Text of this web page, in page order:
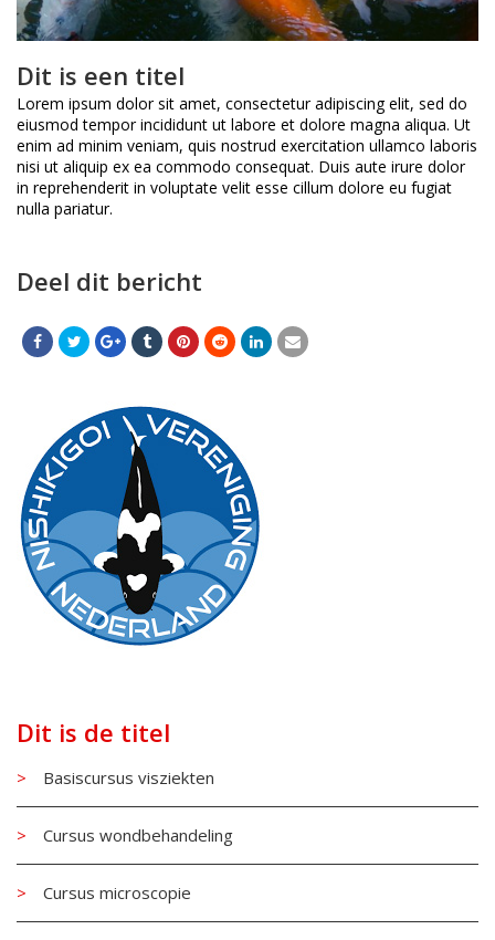
Dit is een titel
Lorem ipsum dolor sit amet, consectetur adipiscing elit, sed do
eiusmod tempor incididunt ut labore et dolore magna aliqua. Ut
enim ad minim veniam, quis nostrud exercitation ullamco laboris
nisi ut aliquip ex ea commodo consequat. Duis aute irure dolor
in reprehenderit in voluptate velit esse cillum dolore eu fugiat
nulla pariatur.
Deel dit bericht
Dit is de titel
Basiscursus visziekten
Cursus wondbehandeling
Cursus microscopie